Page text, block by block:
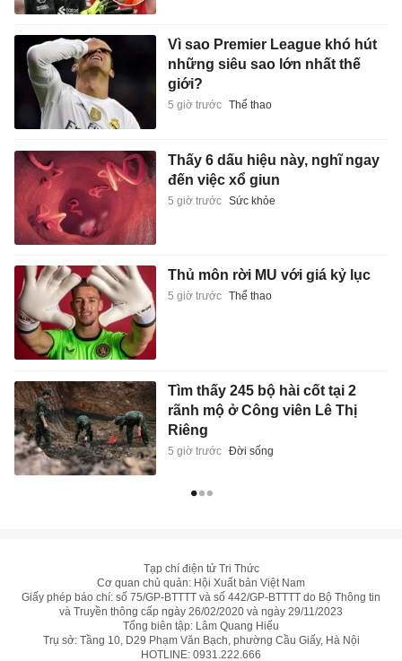
Vì sao Premier League khó hút
những siêu sao lớn nhất thế
giới?
5 giờ trước Thể thao
Thấy 6 dấu hiệu này, nghĩ ngay
đến việc xổ giun
5 giờ trước Sức khỏe
Thủ môn rời MU với giá kỷ lục
5 giờ trước Thể thao
Tìm thấy 245 bộ hài cốt tại 2
rãnh mộ ở Công viên Lê Thị
Riêng
5 giờ trước Đời sống
Tạp chí điện tử Tri Thức
Cơ quan chủ quản: Hội Xuất bản Việt Nam
Giấy phép báo chí: số 75/GP-BTTTT và số 442/GP-BTTTT do Bộ Thông tin
và Truyền thông cấp ngày 26/02/2020 và ngày 29/11/2023
Tổng biên tập: Lâm Quang Hiếu
Trụ sở: Tầng 10, D29 Phạm Văn Bạch, phường Cầu Giấy, Hà Nội
HOTLINE: 0931.222.666